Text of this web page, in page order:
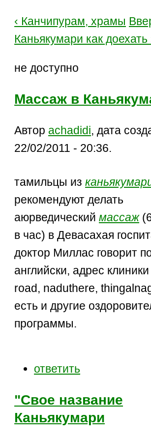
‹ Канчипурам, храмы
Каньякумари как доехать
не доступно
Массаж в
Автор achadidi, дата
22/02/2011 - 20:36.
тамильцы из
рекомендуют делать
аюрведическиймассаж
в час) в Девасахая
доктор Миллас говорит
английски, адрес
road, naduthere,
есть и другие
программы.
ответить
"Свое название
Каньякумари